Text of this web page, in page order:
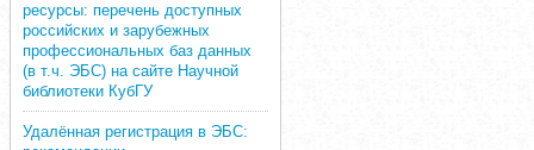
ресурсы: перечень доступных
российских и зарубежных
профессиональных баз данных
(в т.ч. ЭБС) на сайте Научной
библиотеки КубГУ
Удалённая регистрация в ЭБС: